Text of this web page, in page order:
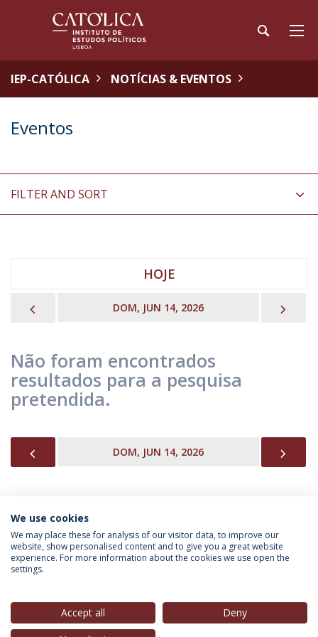
IEP-CATÓLICA NOTÍCIAS & EVENTOS
Eventos
FILTER AND SORT
HOJE
DOM, JUN 14, 2026
Não foram encontrados
resultados para a pesquisa
pretendida.
DOM, JUN 14, 2026
INFORMAÇÃO PARA
We use cookies
We may place these for analysis of our visitor data, to improve our
website, show personalised content and to give you a great website
experience. For more information about the cookies we use open the
settings.
Accept all
Deny